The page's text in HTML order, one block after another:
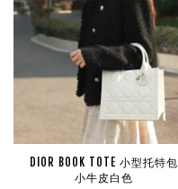
DIOR BOOK TOTE 小型托特包
小牛皮白色